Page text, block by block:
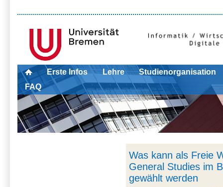
Erste Infos Lehre
Studienorganisation
FAQ
Was kann als Freie
General Studies im
gewählt werden